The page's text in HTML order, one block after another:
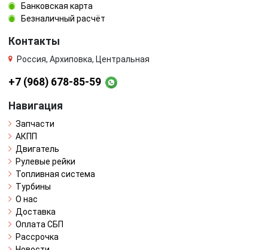
Банковская карта
Безналичный расчёт
Контакты
Россия, Архиповка, Центральная
+7 (968) 678-85-59
Навигация
Запчасти
АКПП
Двигатель
Рулевые рейки
Топливная система
Турбины
О нас
Доставка
Оплата СБП
Рассрочка